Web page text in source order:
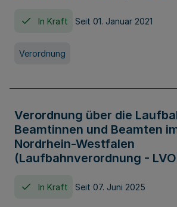
In Kraft Seit 01. Januar 2021
Verordnung
Verordnung über die
Beamtinnen und Beamten
Nordrhein-Westfalen
(Laufbahnverordnung -
In Kraft Seit 07. Juni 2025